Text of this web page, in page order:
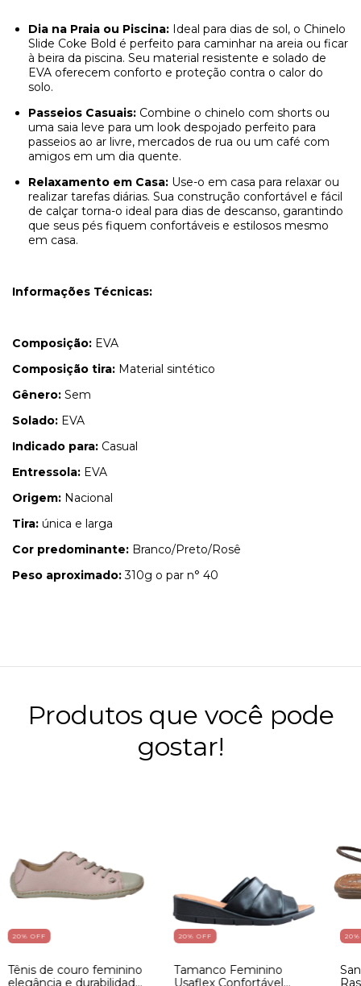
Dia na Praia ou Piscina: Ideal para dias de sol, o Chinelo
Slide Coke Bold é perfeito para caminhar na areia ou ficar
à beira da piscina. Seu material resistente e solado de
EVA oferecem conforto e proteção contra o calor do
solo.
Passeios Casuais: Combine o chinelo com shorts ou
uma saia leve para um look despojado perfeito para
passeios ao ar livre, mercados de rua ou um café com
amigos em um dia quente.
Relaxamento em Casa: Use-o em casa para relaxar ou
realizar tarefas diárias. Sua construção confortável e fácil
de calçar torna-o ideal para dias de descanso, garantindo
que seus pés fiquem confortáveis e estilosos mesmo
em casa.
Informações Técnicas:
Composição: EVA
Composição tira: Material sintético
Gênero: Sem
Solado: EVA
Indicado para: Casual
Entressola: EVA
Origem: Nacional
Tira: única e larga
Cor predominante: Branco/Preto/Rosê
Peso aproximado:310g o par n° 40
Produtos que você pode
gostar!
20% OFF
Tênis de couro feminino
elegância e durabilidade
20% OFF
Tamanco Feminino
Usaflex Confortável
20